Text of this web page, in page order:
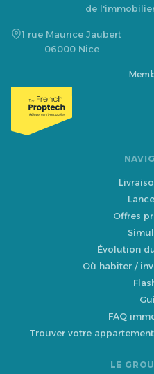
de
1 rue Maurice Jaubert
06000 Nice
Offres
Évolution
Où habiter /
FAQ
Trouver votre
LE